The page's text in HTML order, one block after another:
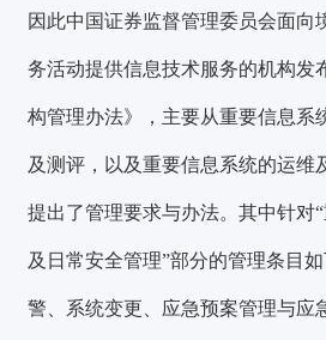
因此中国证券监督管理委员会面向
务活动提供信息技术服务的机构发
构管理办法》，主要从重要信息系
及测评，以及重要信息系统的运维
提出了管理要求与办法。其中针对
及日常安全管理”部分的管理条目
警、系统变更、应急预案管理与应